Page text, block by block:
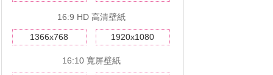
16:9 HD 高清壁紙
1366x768 1920x1080
16:10 寬屏壁紙